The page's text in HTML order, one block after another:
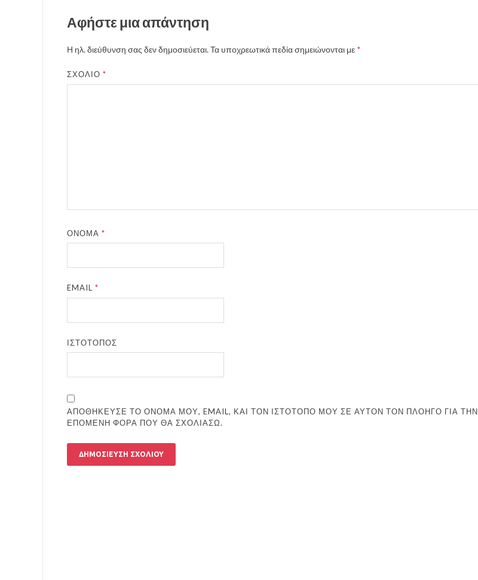
Αφήστε μια απάντηση
Η ηλ. διεύθυνση σας δεν δημοσιεύεται.Τα υποχρεωτικά πεδία σημειώνονται με *
ΣΧΌΛΙΟ*
ΌΝΟΜΑ*
EMAIL*
ΙΣΤΌΤΟΠΟΣ
ΑΠΟΘΉΚΕΥΣΕ ΤΟ ΌΝΟΜΆ ΜΟΥ, EMAIL, ΚΑΙ ΤΟΝ ΙΣΤΌΤΟΠΟ ΜΟΥ ΣΕ ΑΥΤΌΝ ΤΟΝ ΠΛΟΗΓΌ ΓΙΑ ΤΗΝ
ΕΠΌΜΕΝΗ ΦΟΡΆ ΠΟΥ ΘΑ ΣΧΟΛΙΆΣΩ.